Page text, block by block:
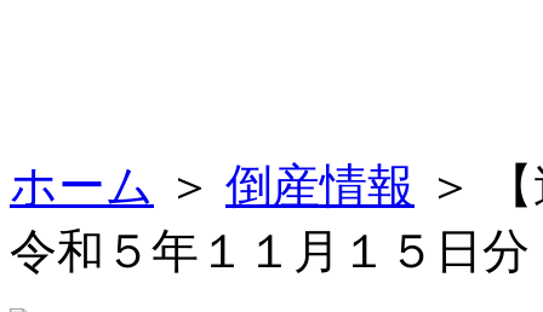
ホーム ＞ 倒産情報 ＞
令和５年１１月１５日